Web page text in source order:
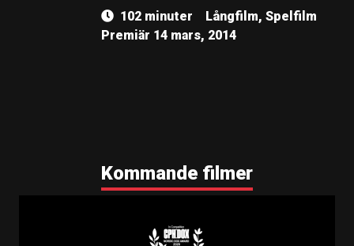
102 minuter
Långfilm, Spelfilm
Premiär 14 mars, 2014
Kommande filmer